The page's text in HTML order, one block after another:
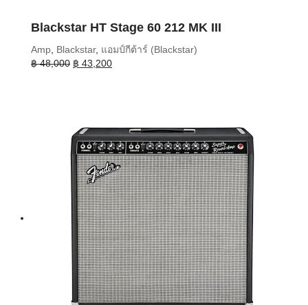
Blackstar HT Stage 60 212 MK III
Amp Blackstar, แอมป์กีต้าร์ (Blackstar)
฿48,000 Original
฿ 43,200Current